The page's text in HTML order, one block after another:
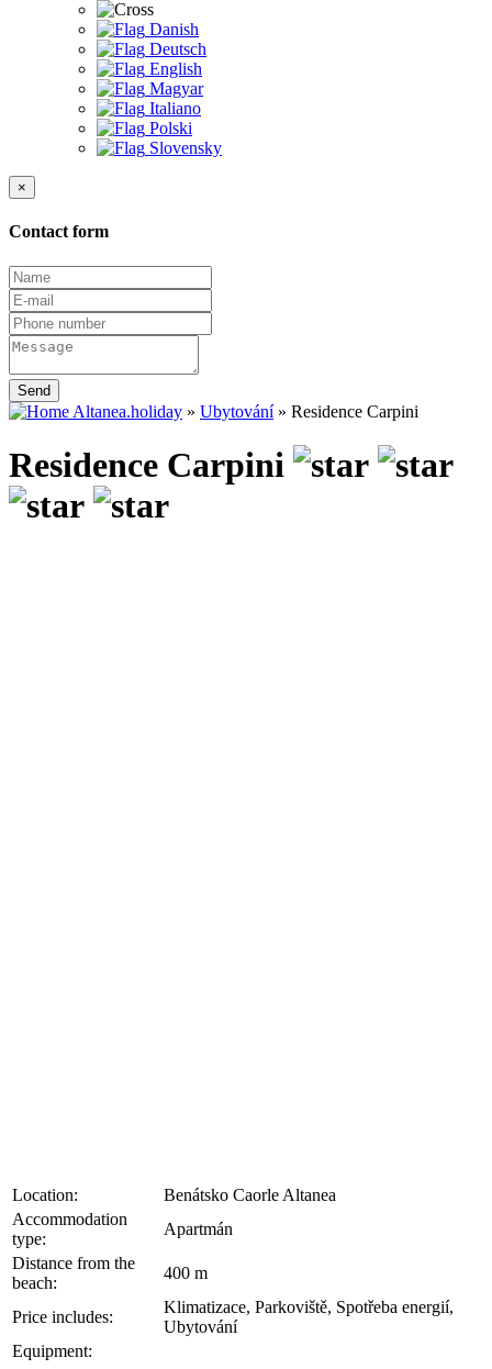
Danish
Deutsch
English
Magyar
Italiano
Polski
Slovensky
×
Contact form
Send
Altanea.holiday » Ubytování» Residence Carpini
Residence Carpini
Location:
Benátsko Caorle Altanea
Accommodation
type:
Apartmán
Distance from the
beach:
400 m
Price includes:
Klimatizace, Parkoviště, Spotřeba energií,
Ubytování
Equipment: